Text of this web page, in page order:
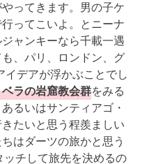
ってきます。男の子ケ
ってこいよ。とニーナ
ャンキーなら千載一遇
、パリ、ロンドン、グ
イデアが浮かぶことでし
ラの岩窟教会群をみる
るいはサンティアゴ・
たいと思う程羨ましい
はダーツの旅かと思う
チして旅先を決めるの